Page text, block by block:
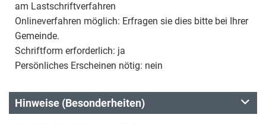
am Lastschriftverfahren
Onlineverfahren möglich: Erfragen sie dies bitte bei Ihrer
Gemeinde.
Schriftform erforderlich: ja
Persönliches Erscheinen nötig: nein
Hinweise (Besonderheiten)